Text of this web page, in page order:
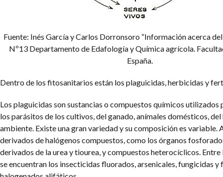
Fuente: Inés García y Carlos Dorronsoro “Información acerca del
Nº13 Departamento de Edafología y Química agrícola.
España.
Dentro de los fitosanitarios están los plaguicidas, herbicidas y
Los plaguicidas son sustancias o compuestos químicos
los parásitos de los cultivos, del ganado, anímales domésticos,
ambiente. Existe una gran variedad y su composición es variable.
derivados de halógenos compuestos, como los órganos
derivados de la urea y tiourea, y compuestos heterocíclicos.
se encuentran los insecticidas fluorados, arsenicales, fungicidas y